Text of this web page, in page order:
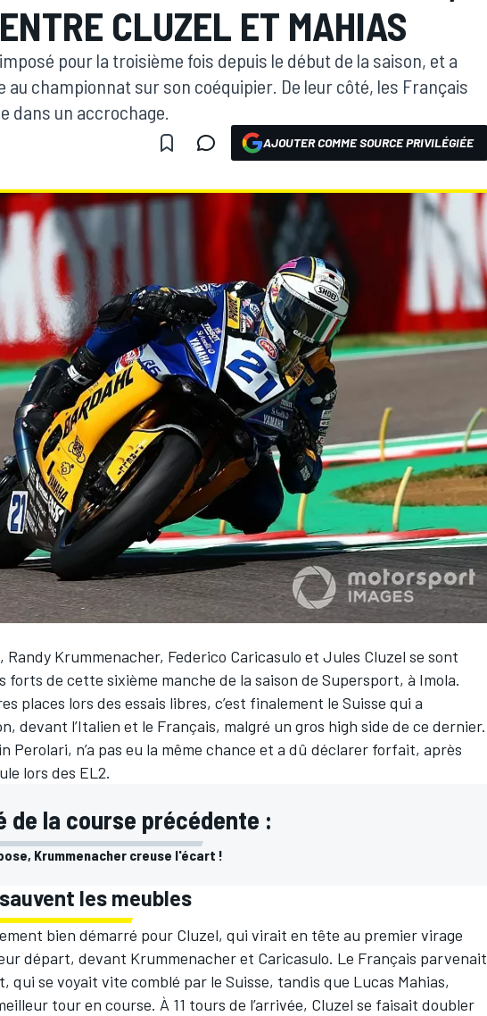
CLUZEL ET MAHIAS
pour la troisième fois depuis le début de la saison, et a
au championnat sur son coéquipier. De leur côté, les Français
dans un accrochage.
AJOUTER COMME SOURCE PRIVILÉGIÉE
Randy Krummenacher, Federico Caricasulo et Jules Cluzel se sont
forts de cette sixième manche de la saison de Supersport, à Imola.
places lors des essais libres, c’est finalement le Suisse qui a
devant l’Italien et le Français, malgré un gros high side de ce dernier.
Perolari, n’a pas eu la même chance et a dû déclarer forfait, après
lors des EL2.
de la course précédente :
Krummenacher creuse l'écart !
les meubles
bien démarré pour Cluzel, qui virait en tête au premier virage
départ, devant Krummenacher et Caricasulo. Le Français parvenait
qui se voyait vite comblé par le Suisse, tandis que Lucas Mahias,
tour en course. À 11 tours de l’arrivée, Cluzel se faisait doubler